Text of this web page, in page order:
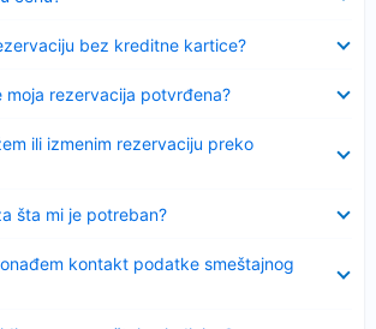
bez kreditne kartice?
moja rezervacija potvrđena?
ili izmenim rezervaciju preko
šta mi je potreban?
kontakt podatke smeštajnog